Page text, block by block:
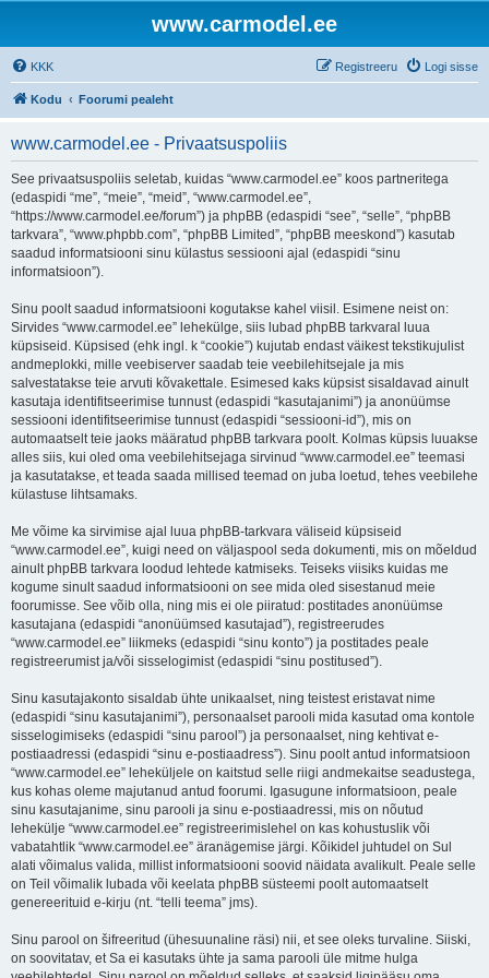
www.carmodel.ee
KKK Logi sisse
Registreeru
Kodu Foorumi pealeht
www.carmodel.ee - Privaatsuspoliis
See privaatsuspoliis seletab, kuidas “www.carmodel.ee” koos partneritega
(edaspidi “me”, “meie”, “meid”, “www.carmodel.ee”,
“https://www.carmodel.ee/forum”) ja phpBB (edaspidi “see”, “selle”, “phpBB
tarkvara”, “www.phpbb.com”, “phpBB Limited”, “phpBB meeskond”) kasutab
saadud informatsiooni sinu külastus sessiooni ajal (edaspidi “sinu
informatsioon”).
Sinu poolt saadud informatsiooni kogutakse kahel viisil. Esimene neist on:
Sirvides “www.carmodel.ee” lehekülge, siis lubad phpBB tarkvaral luua
küpsiseid. Küpsised (ehk ingl. k “cookie”) kujutab endast väikest tekstikujulist
andmeplokki, mille veebiserver saadab teie veebilehitsejale ja mis
salvestatakse teie arvuti kõvakettale. Esimesed kaks küpsist sisaldavad ainult
kasutaja identifitseerimise tunnust (edaspidi “kasutajanimi”) ja anonüümse
sessiooni identifitseerimise tunnust (edaspidi “sessiooni-id”), mis on
automaatselt teie jaoks määratud phpBB tarkvara poolt. Kolmas küpsis luuakse
alles siis, kui oled oma veebilehitsejaga sirvinud “www.carmodel.ee” teemasi
ja kasutatakse, et teada saada millised teemad on juba loetud, tehes veebilehe
külastuse lihtsamaks.
Me võime ka sirvimise ajal luua phpBB-tarkvara väliseid küpsiseid
“www.carmodel.ee”, kuigi need on väljaspool seda dokumenti, mis on mõeldud
ainult phpBB tarkvara loodud lehtede katmiseks. Teiseks viisiks kuidas me
kogume sinult saadud informatsiooni on see mida oled sisestanud meie
foorumisse. See võib olla, ning mis ei ole piiratud: postitades anonüümse
kasutajana (edaspidi “anonüümsed kasutajad”), registreerudes
“www.carmodel.ee” liikmeks (edaspidi “sinu konto”) ja postitades peale
registreerumist ja/või sisselogimist (edaspidi “sinu postitused”).
Sinu kasutajakonto sisaldab ühte unikaalset, ning teistest eristavat nime
(edaspidi “sinu kasutajanimi”), personaalset parooli mida kasutad oma kontole
sisselogimiseks (edaspidi “sinu parool”) ja personaalset, ning kehtivat e-
postiaadressi (edaspidi “sinu e-postiaadress”). Sinu poolt antud informatsioon
“www.carmodel.ee” leheküljele on kaitstud selle riigi andmekaitse seadustega,
kus kohas oleme majutanud antud foorumi. Igasugune informatsioon, peale
sinu kasutajanime, sinu parooli ja sinu e-postiaadressi, mis on nõutud
lehekülje “www.carmodel.ee” registreerimislehel on kas kohustuslik või
vabatahtlik “www.carmodel.ee” äranägemise järgi. Kõikidel juhtudel on Sul
alati võimalus valida, millist informatsiooni soovid näidata avalikult. Peale selle
on Teil võimalik lubada või keelata phpBB süsteemi poolt automaatselt
genereerituid e-kirju (nt. “telli teema” jms).
Sinu parool on šifreeritud (ühesuunaline räsi) nii, et see oleks turvaline. Siiski,
on soovitatav, et Sa ei kasutaks ühte ja sama parooli üle mitme hulga